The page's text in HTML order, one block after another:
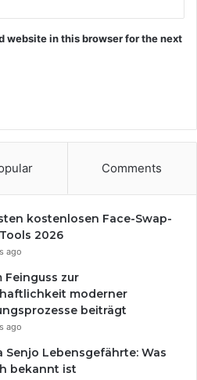
website in this browser for the next
Comments
kostenlosen Face-Swap-
2026
ago
Feinguss zur
moderner
beiträgt
ago
Senjo Lebensgefährte: Was
bekannt ist